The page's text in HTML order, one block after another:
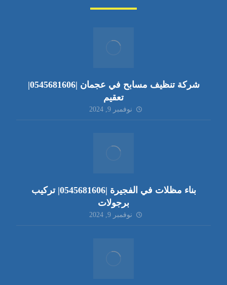
شركة تنظيف مسابح في عجمان |0545681606|
تعقيم
نوفمبر 9, 2024
بناء مظلات في الفجيرة |0545681606| تركيب
برجولات
نوفمبر 9, 2024